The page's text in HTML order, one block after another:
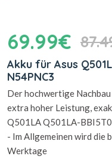
69.99€
Akku für Asus
N54PNC3
Der hochwertige
extra hoher Leistung,
Q501LA Q501LA-
- Im Allgemeinen wird die
Werktage